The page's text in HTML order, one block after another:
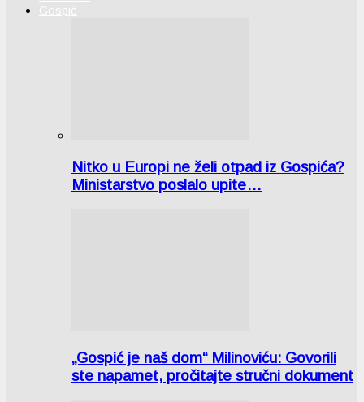
Gospić
Nitko u Europi ne želi otpad iz Gospića?
Ministarstvo poslalo upite…
„Gospić je naš dom“ Milinoviću: Govorili
ste napamet, pročitajte stručni dokument